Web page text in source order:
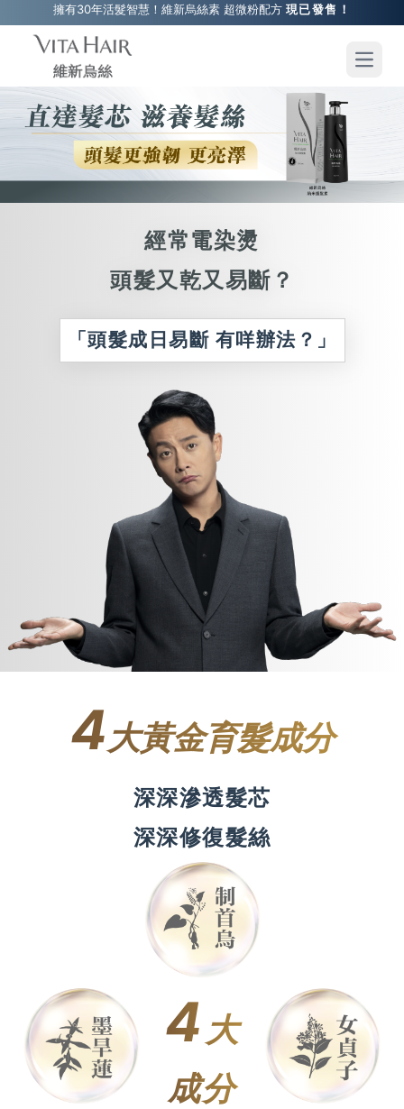
擁有30年活髮智慧！維新烏絲素 超微粉配方 現已發售！
Open
維
烏
絲
經常電染燙
頭髮又乾又易斷？
「頭髮成日易斷 有咩辦法？」
4大黃金育髮成分
深深滲透髮芯
深深修復髮絲
4 大
成分